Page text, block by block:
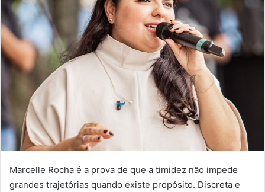
Marcelle Rocha é a prova de que a timidez não impede
grandes trajetórias quando existe propósito. Discreta e